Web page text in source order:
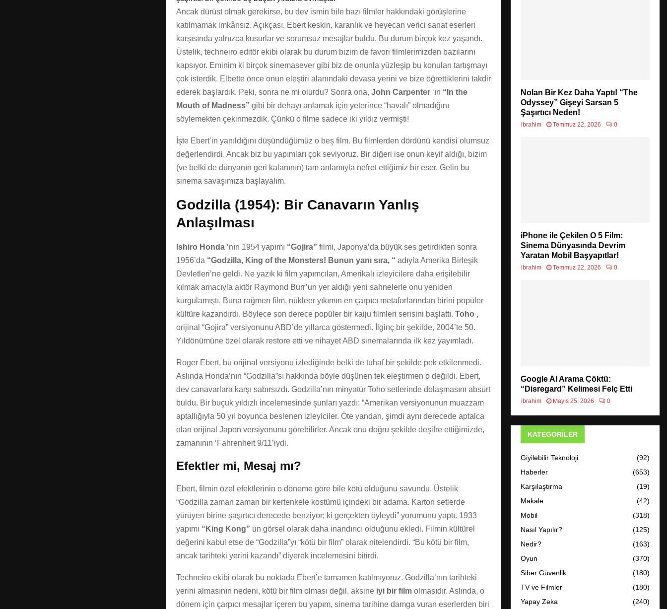
Ancak dürüst olmak gerekirse, bu dev ismin bile bazı filmler hakkındaki görüşlerine
katılmamak imkânsız. Açıkçası, Ebert keskin, karanlık ve heyecan verici sanat eserleri
karşısında yalnızca kusurlar ve sorumsuz mesajlar buldu. Bu durum birçok kez yaşandı.
Üstelik, techneiro editör ekibi olarak bu durum bizim de favori filmlerimizden bazılarını
kapsıyor. Eminim ki birçok sinemasever gibi biz de onunla yüzleşip bu konuları tartışmayı
çok isterdik. Elbette önce onun eleştiri alanındaki devasa yerini ve bize öğrettiklerini takdir
ederek başlardık. Peki, sonra ne mi olurdu? Sonra ona, John Carpenter ‘ın “In the
Mouth of Madness” gibi bir dehayı anlamak için yeterince “havalı” olmadığını
söylemekten çekinmezdik. Çünkü o filme sadece iki yıldız vermişti!
İşte Ebert’in yanıldığını düşündüğümüz o beş film. Bu filmlerden dördünü kendisi olumsuz
değerlendirdi. Ancak biz bu yapımları çok seviyoruz. Bir diğeri ise onun keyif aldığı, bizim
(ve belki de dünyanın geri kalanının) tam anlamıyla nefret ettiğimiz bir eser. Gelin bu
sinema savaşımıza başlayalım.
Godzilla (1954): Bir Canavarın Yanlış
Anlaşılması
Ishiro Honda ‘nın 1954 yapımı “Gojira” filmi, Japonya’da büyük ses getirdikten sonra
1956’da “Godzilla, King of the Monsters! Bunun yanı sıra, “ adıyla Amerika Birleşik
Devletleri’ne geldi. Ne yazık ki film yapımcıları, Amerikalı izleyicilere daha erişilebilir
kılmak amacıyla aktör Raymond Burr’un yer aldığı yeni sahnelerle onu yeniden
kurgulamıştı. Buna rağmen film, nükleer yıkımın en çarpıcı metaforlarından birini popüler
kültüre kazandırdı. Böylece son derece popüler bir kaiju filmleri serisini başlattı. Toho ,
orijinal “Gojira” versiyonunu ABD’de yıllarca göstermedi. İlginç bir şekilde, 2004’te 50.
Yıldönümüne özel olarak restore etti ve nihayet ABD sinemalarında ilk kez yayımladı.
Roger Ebert, bu orijinal versiyonu izlediğinde belki de tuhaf bir şekilde pek etkilenmedi.
Aslında Honda’nın “Godzilla”sı hakkında böyle düşünen tek eleştirmen o değildi. Ebert,
dev canavarlara karşı sabırsızdı. Godzilla’nın minyatür Toho setlerinde dolaşmasını absürt
buldu. Bir buçuk yıldızlı incelemesinde şunları yazdı: “Amerikan versiyonunun muazzam
aptallığıyla 50 yıl boyunca beslenen izleyiciler. Öte yandan, şimdi aynı derecede aptalca
olan orijinal Japon versiyonunu görebilirler. Ancak onu doğru şekilde deşifre ettiğimizde,
zamanının ‘Fahrenheit 9/11’iydi.
Efektler mi, Mesaj mı?
Ebert, filmin özel efektlerinin o döneme göre bile kötü olduğunu savundu. Üstelik
“Godzilla zaman zaman bir kertenkele kostümü içindeki bir adama. Karton setlerde
yürüyen birine şaşırtıcı derecede benziyor; ki gerçekten öyleydi” yorumunu yaptı. 1933
yapımı “King Kong” un görsel olarak daha inandırıcı olduğunu ekledi. Filmin kültürel
değerini kabul etse de “Godzilla”yı “kötü bir film” olarak nitelendirdi. “Bu kötü bir film,
ancak tarihteki yerini kazandı” diyerek incelemesini bitirdi.
Techneiro ekibi olarak bu noktada Ebert’e tamamen katılmıyoruz. Godzilla’nın tarihteki
yerini almasının nedeni, kötü bir film olması değil, aksine iyi bir film olmasıdır. Aslında, o
dönem için çarpıcı mesajlar içeren bu yapım, sinema tarihine damga vuran eserlerden biri
Nolan Bir Kez Daha Yaptı! “The
Odyssey” Gişeyi Sarsan 5
Şaşırtıcı Neden!
ibrahim Temmuz 22, 2026 0
iPhone ile Çekilen O 5 Film:
Sinema Dünyasında Devrim
Yaratan Mobil Başyapıtlar!
ibrahim Temmuz 22, 2026 0
Google AI Arama Çöktü:
“Disregard” Kelimesi Felç Etti
ibrahim Mayıs 25, 2026 0
KATEGORILER
Giyilebilir Teknoloji
(92)
Haberler
(653)
Karşılaştırma
(19)
Makale
(42)
Mobil
(318)
Nasıl Yapılır?
(125)
Nedir?
(163)
Oyun
(370)
Siber Güvenlik
(180)
TV ve Filmler
(180)
Yapay Zeka
(240)